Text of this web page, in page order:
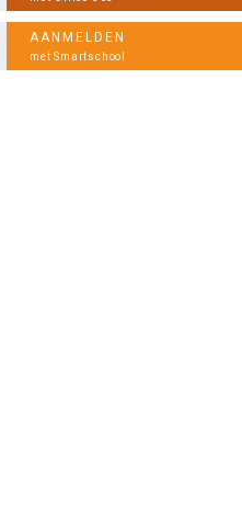
AANMELDEN
met Smartschool